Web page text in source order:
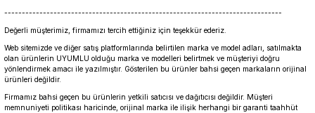
-------------------------------------------------------------------------------
Değerli müşterimiz, firmamızı tercih ettiğiniz için teşekkür ederiz.
Web sitemizde ve diğer satış platformlarında belirtilen marka ve model adları, satılmakta
olan ürünlerin UYUMLU olduğu marka ve modelleri belirtmek ve müşteriyi doğru
yönlendirmek amacı ile yazılmıştır. Gösterilen bu ürünler bahsi geçen markaların orijinal
ürünleri değildir.
Firmamız bahsi geçen bu ürünlerin yetkili satıcısı ve dağıtıcısı değildir. Müşteri
memnuniyeti politikası haricinde, orijinal marka ile ilişik herhangi bir garanti taahhüt